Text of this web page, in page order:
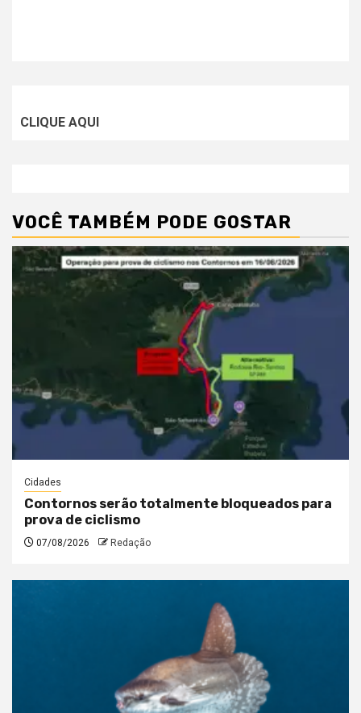
CLIQUE AQUI
VOCÊ TAMBÉM PODE GOSTAR
Cidades
Contornos serão totalmente bloqueados para
prova de ciclismo
07/08/2026 Redação